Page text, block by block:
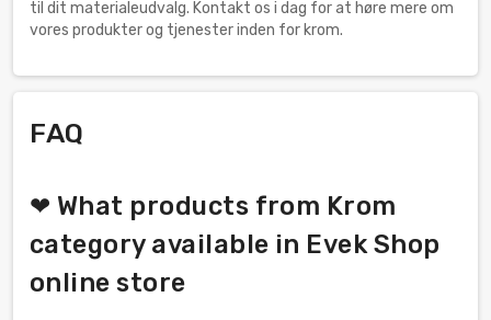
til dit materialeudvalg. Kontakt os i dag for at høre mere om
vores produkter og tjenester inden for krom.
FAQ
❤ What products from Krom
category available in Evek Shop
online store